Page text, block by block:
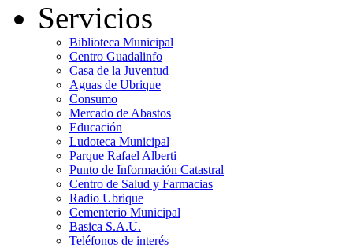
Servicios
Biblioteca Municipal
Centro Guadalinfo
Casa de la Juventud
Aguas de Ubrique
Consumo
Mercado de Abastos
Educación
Ludoteca Municipal
Parque Rafael Alberti
Punto de Información Catastral
Centro de Salud y Farmacias
Radio Ubrique
Cementerio Municipal
Basica S.A.U.
Teléfonos de interés